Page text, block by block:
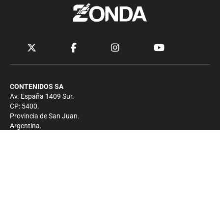
CONTENIDOS SA
Av. España 1409 Sur.
CP: 5400.
Provincia de San Juan.
Argentina.